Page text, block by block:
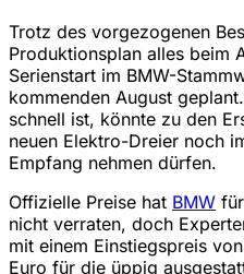
Trotz des vorgezogenen
Produktionsplan alles beim
Serienstart im BMW-
kommenden August
schnell ist, könnte zu den
neuen Elektro-Dreier noch
Empfang nehmen dürfen.
Offizielle Preise hat BMW
nicht verraten, doch
mit einem Einstiegspreis
Euro für die üppig